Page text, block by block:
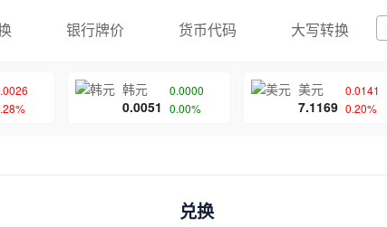
银行牌价 货币代码 大写转换
韩元
0.0051
0.0000
0.00%
美元
7.1169
0.0141
0.20%
兑换